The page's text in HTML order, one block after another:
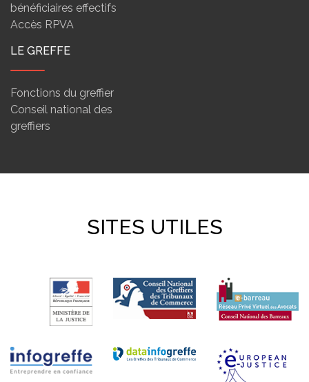
bénéficiaires effectifs
Accès RPVA
LE GREFFE
Fonctions du greffier
Conseil national des
greffiers
SITES UTILES